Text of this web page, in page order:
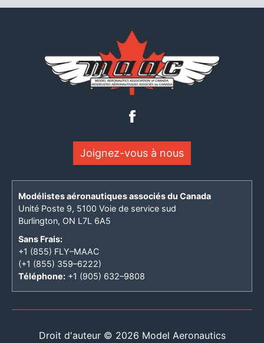
Joignez-vous à nous
Modélistes aéronautiques associés du Canada
Unité Poste 9, 5100 Voie de service sud
Burlington, ON L7L 6A5
Sans Frais:
+1 (855) FLY–MAAC
(+1 (855) 359–6222)
Téléphone: +1 (905) 632–9808
Droit d'auteur © 2026 Model Aeronautics